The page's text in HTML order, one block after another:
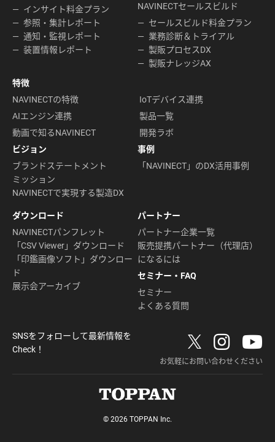
特徴
NAVINECTの特徴
IoTデバイス連携
AIエンジン連携
製品一覧
動画で知るNAVINECT
開発ラボ
ビジョン
ブランドステートメント
ミッション
NAVINECTで実現する製造DX
事例
「NAVINECT」のDX活用事例
パートナー
パートナー企業一覧
販売提携パートナー（代理店）
になるには
セミナー・FAQ
セミナー
よくある質問
ダウンロード
NAVINECTパンフレット
「CSV Viewer」ダウンロード
「印鑑画像ソフト」ダウンロー
ド
展示会アーカイブ
SNSをフォローして最新情報を
Check！
インサイト料金プラン
参照・集計レポート
通知・監視レポート
装置情報レポート
NAVINECTセールスビルド
セールスビルド料金プラン
業務診断＆トライアル
製販プロセスDX
製販ナレッジAX
お気軽にお問い合わせください
© 2026 TOPPAN Inc.